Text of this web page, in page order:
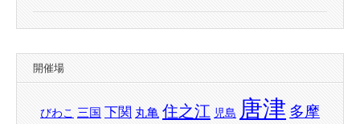
開催場
びわこ 三国 下関 丸亀 住之江 児島 唐津 多摩